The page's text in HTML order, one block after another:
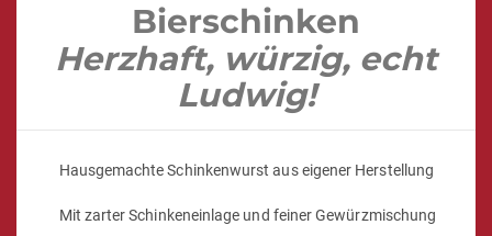
Bierschinken
Herzhaft, würzig, echt
Ludwig!
Hausgemachte Schinkenwurst aus eigener Herstellung
Mit zarter Schinkeneinlage und feiner Gewürzmischung